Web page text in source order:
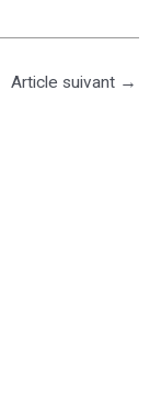
Article suivant →